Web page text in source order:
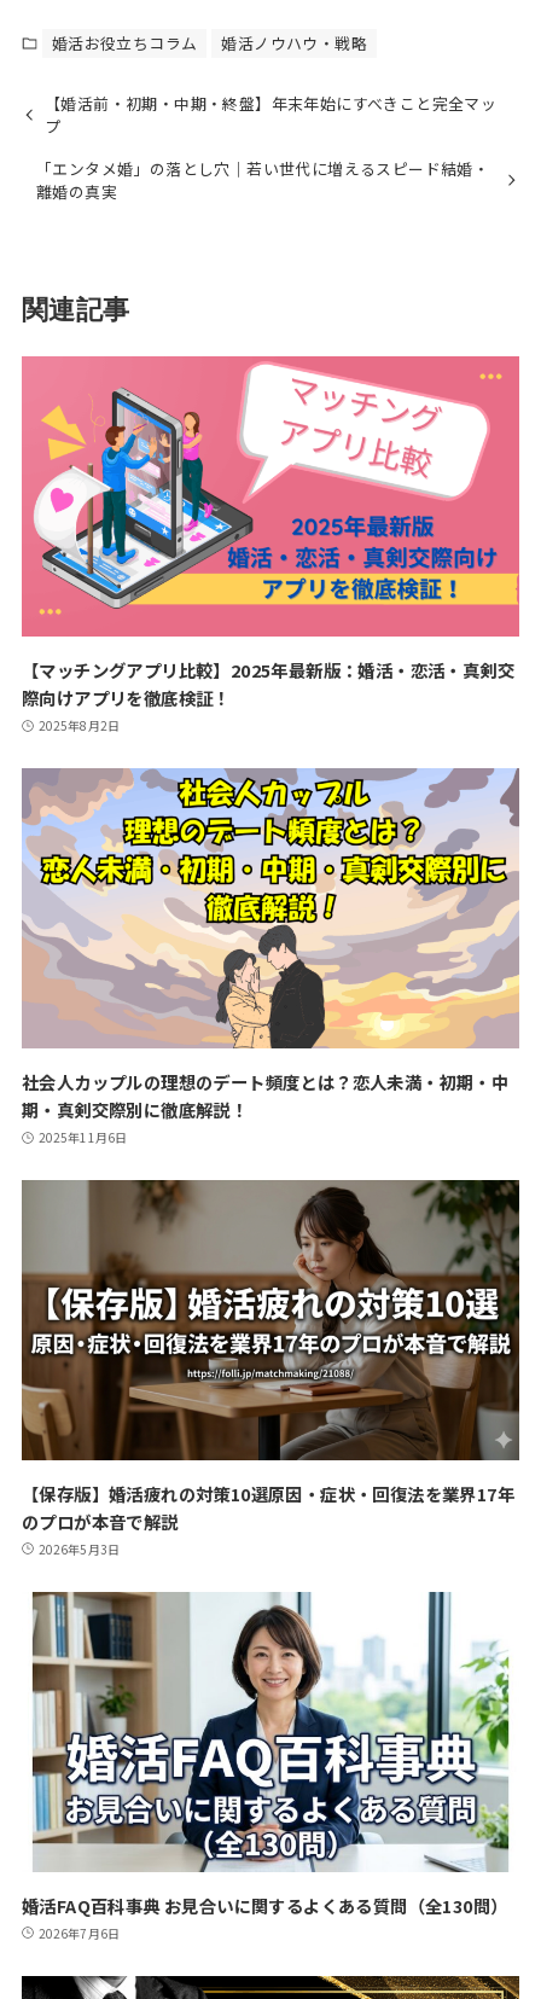
婚活お役立ちコラム 婚活ノウハウ・戦略
【婚活前・初期・中期・終盤】年末年始にすべきこと完全マッ
プ
「エンタメ婚」の落とし穴｜若い世代に増えるスピード結婚・
離婚の真実
関連記事
【マッチングアプリ比較】2025年最新版：婚活・恋活・真剣交
際向けアプリを徹底検証！
2025年8月2日
社会人カップルの理想のデート頻度とは？恋人未満・初期・中
期・真剣交際別に徹底解説！
2025年11月6日
【保存版】婚活疲れの対策10選原因・症状・回復法を業界17年
のプロが本音で解説
2026年5月3日
婚活FAQ百科事典 お見合いに関するよくある質問（全130問）
2026年7月6日